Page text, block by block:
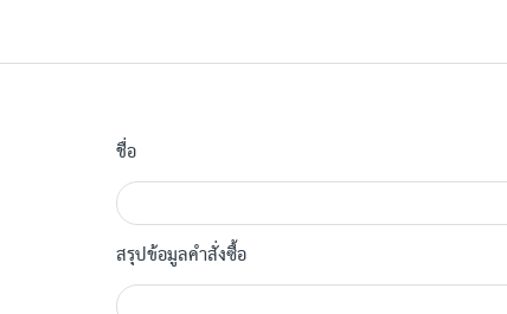
ชื่อ
สรุปข้อมูลคำสั่งซื้อ